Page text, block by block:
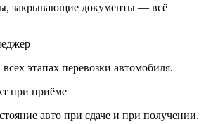
закрывающие документы — всё
этапах перевозки автомобиля.
при приёме
авто при сдаче и при получении.